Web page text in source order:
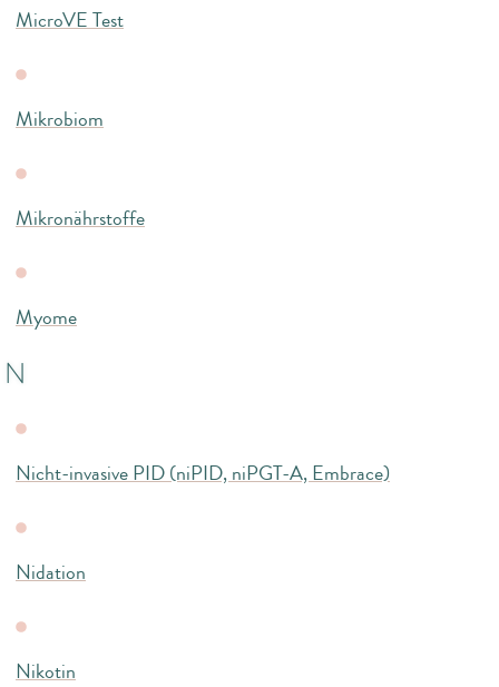
MicroVE Test
Mikrobiom
Mikronährstoffe
Myome
N
Nicht-invasive PID (niPID, niPGT-A, Embrace)
Nidation
Nikotin